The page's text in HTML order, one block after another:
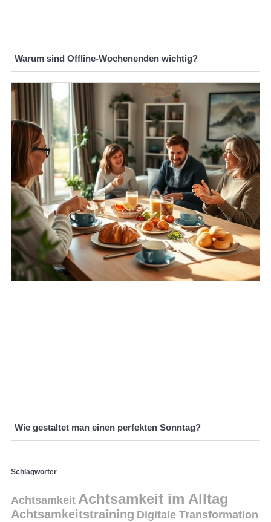
Warum sind Offline-Wochenenden wichtig?
Wie gestaltet man einen perfekten Sonntag?
Schlagwörter
Achtsamkeit Achtsamkeit im Alltag
Achtsamkeitstraining Digitale Transformation